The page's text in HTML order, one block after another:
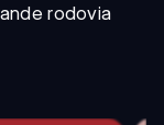
rodovia